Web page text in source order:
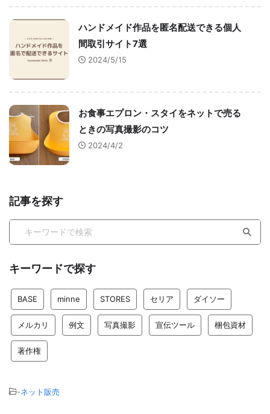
ハンドメイド作品を匿名配送できる個人
間取引サイト7選
2024/5/15
お食事エプロン・スタイをネットで売る
ときの写真撮影のコツ
2024/4/2
記事を探す
キーワードで探す
BASE minne STORES セリア ダイソー
メルカリ 例文 写真撮影 宣伝ツール 梱包資材
著作権
-ネット販売